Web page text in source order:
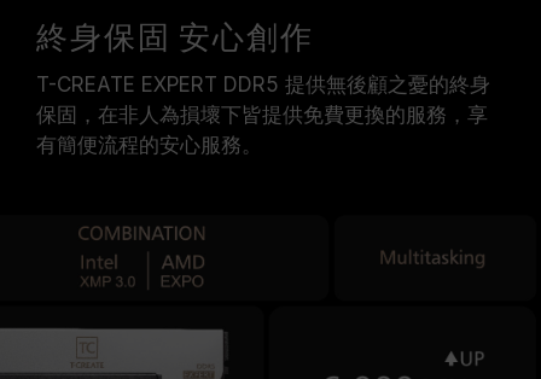
終身保固 安心創作
T-CREATE EXPERT DDR5 提供無後顧之憂的終身
保固，在非人為損壞下皆提供免費更換的服務，享
有簡便流程的安心服務。